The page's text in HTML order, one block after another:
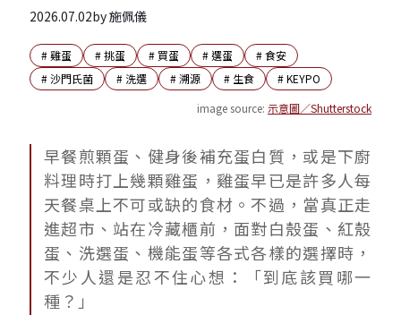
2026.07.02by施佩儀
#雞蛋 #挑蛋 # 買蛋 #選蛋 #食安
#沙門氏菌 # 洗選 #溯源 # 生食 #KEYPO
image source: 示意圖／Shutterstock
早餐煎顆蛋、健身後補充蛋白質，或是下廚
料理時打上幾顆雞蛋，雞蛋早已是許多人每
天餐桌上不可或缺的食材。不過，當真正走
進超市、站在冷藏櫃前，面對白殼蛋、紅殼
蛋、洗選蛋、機能蛋等各式各樣的選擇時，
不少人還是忍不住心想：「到底該買哪一
種？」